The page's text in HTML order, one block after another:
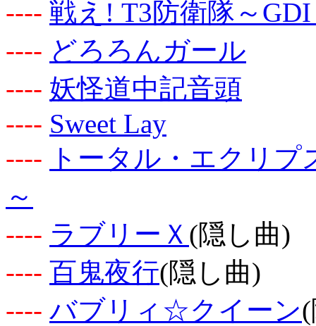
---- 戦え! T3防衛隊～
---- どろろんガール
---- 妖怪道中記音頭
---- Sweet Lay
---- トータル・エクリプ
～
---- ラブリーＸ (隠し曲)
---- 百鬼夜行(隠し曲)
---- バブリィ☆クイーン